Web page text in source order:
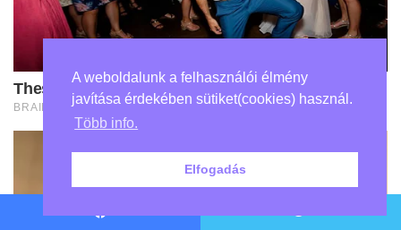
A weboldalunk a felhasználói élmény
javítása érdekében sütiket(cookies) használ.
Több info.
Elfogadás